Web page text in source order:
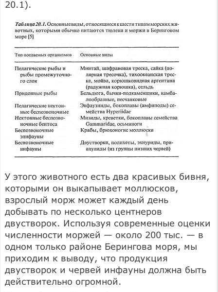
20.1).
У этого животного есть два красивых бивня,
которыми он выкапывает моллюсков,
взрослый морж может каждый день
добывать по несколько центнеров
двустворок. Используя современные оценки
численности моржей — около 200 тыс. — в
одном только районе Берингова моря, мы
приходим к выводу, что продукция
двустворок и червей инфауны должна быть
действительно огромной.